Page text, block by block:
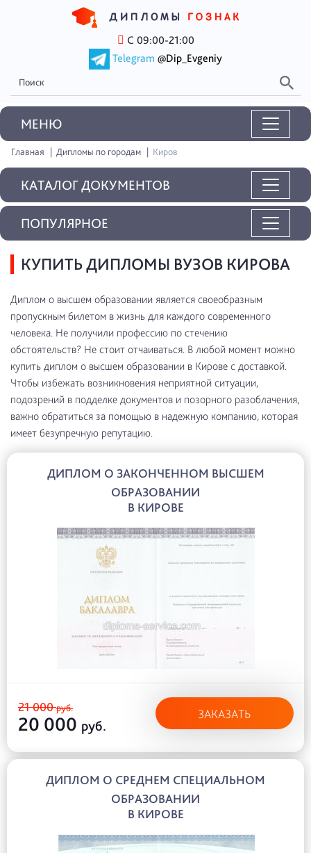
С 09:00-21:00
Telegram @Dip_Evgeniy
MEНЮ
Главная Дипломы по городам Киров
КАТАЛОГ ДОКУМЕНТОВ
КУПИТЬ ДИПЛОМЫ ВУЗОВ КИРОВА
Диплом о высшем образовании является своеобразным
пропускным билетом в жизнь для каждого современного
человека. Не получили профессию по стечению
обстоятельств? Не стоит отчаиваться. В любой момент можно
купить диплом о высшем образовании в Кирове с доставкой.
Чтобы избежать возникновения неприятной ситуации,
подозрений в подделке документов и позорного разоблачения,
важно обратиться за помощью в надежную компанию, которая
имеет безупречную репутацию.
ДИПЛОМ О ЗАКОНЧЕННОМ ВЫСШЕМ
ОБРАЗОВАНИИ
В КИРОВЕ
21 000руб.
20 000 руб.
ЗАКАЗАТЬ
ДИПЛОМ О СРЕДНЕМ СПЕЦИАЛЬНОМ
ОБРАЗОВАНИИ
В КИРОВЕ
ПОПУЛЯРНОЕ